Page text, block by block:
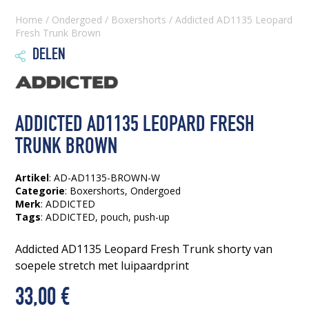
Home / Ondergoed / Boxershorts / Addicted AD1135 Leopard
Fresh Trunk Brown
 DELEN
ADDICTED AD1135 LEOPARD FRESH
TRUNK BROWN
Artikel: AD-AD1135-BROWN-W
Categorie: Boxershorts,Ondergoed
Merk: ADDICTED
Tags:ADDICTED, pouch, push-up
Addicted AD1135 Leopard Fresh Trunk shorty van
soepele stretch met luipaardprint
33,00€